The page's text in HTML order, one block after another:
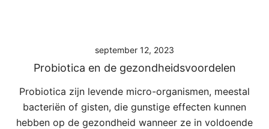
september 12, 2023
Probiotica en de gezondheidsvoordelen
Probiotica zijn levende micro-organismen, meestal
bacteriën of gisten, die gunstige effecten kunnen
hebben op de gezondheid wanneer ze in voldoende